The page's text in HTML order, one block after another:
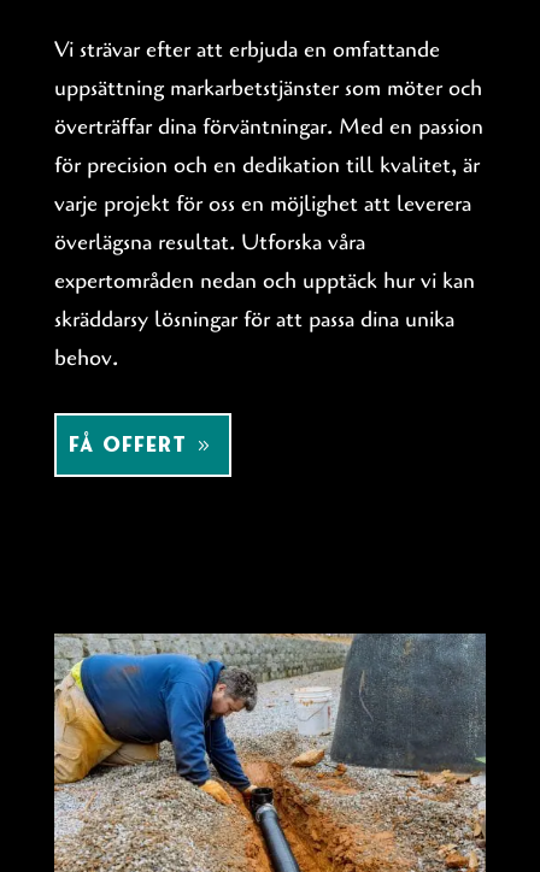
Vi strävar efter att erbjuda en omfattande
uppsättning markarbetstjänster som möter och
överträffar dina förväntningar. Med en passion
för precision och en dedikation till kvalitet, är
varje projekt för oss en möjlighet att leverera
överlägsna resultat. Utforska våra
expertområden nedan och upptäck hur vi kan
skräddarsy lösningar för att passa dina unika
behov.
FÅ OFFERT